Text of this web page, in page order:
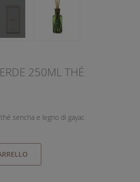
250ML THÉ
sencha e legno di gayac